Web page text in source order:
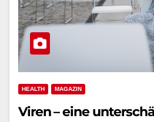
HEALTH MAGAZIN
Viren – eine